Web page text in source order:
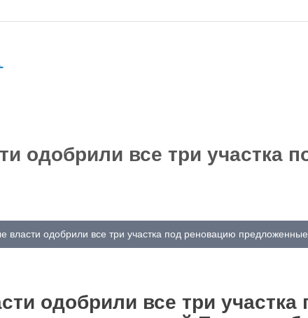
одобрили все три участка
власти одобрили все три участка под реновацию
одобрили все три участка